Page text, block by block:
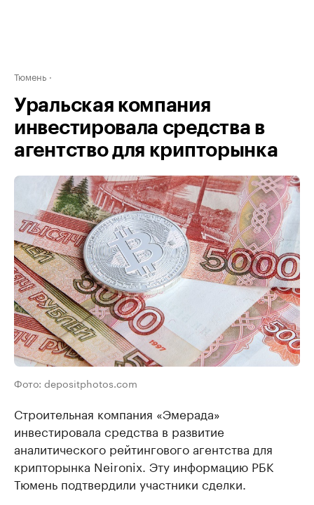
Тюмень
Уральская компания
инвестировала средства в
агентство для крипторынка
Фото: depositphotos.com
Строительная компания «Эмерада»
инвестировала средства в развитие
аналитического рейтингового агентства для
крипторынка Neironix. Эту информацию РБК
Тюмень подтвердили участники сделки.